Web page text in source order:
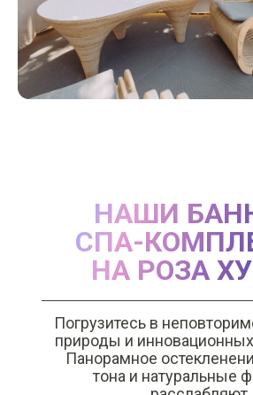
НАШИ
СПА-
НА РОЗА
Погрузитесь в
природы и инновационных
Панорамное
тона и натуральные